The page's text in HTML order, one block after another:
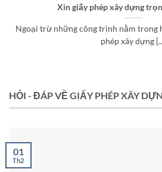
Xin giấy phép xây dựng
Ngoại trừ những công trình nằm trong
phép xây dựng
HỎI - ĐÁP VỀ GIẤY PHÉP XÂY
01
Th2